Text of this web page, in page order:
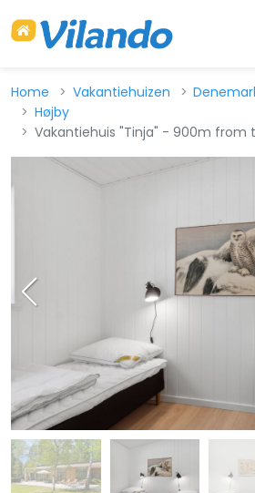
Home Vakantiehuizen
Højby
Vakantiehuis "Tinja" - 900m from